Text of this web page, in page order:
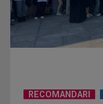
RECOMANDARI